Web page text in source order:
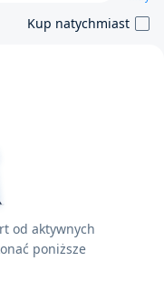
Kup natychmiast
od aktywnych
poniższe